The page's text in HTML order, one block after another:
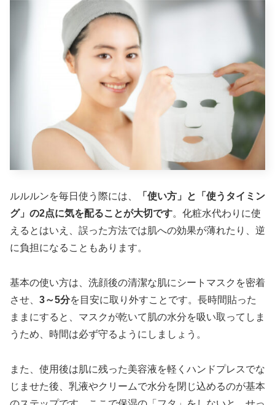
ルルルンを毎日使う際には、
「使い方」と「使うタイミン
グ」の2点に気を配ることが大切です。化粧水代わりに使
えるとはいえ、誤った方法では肌への効果が薄れたり、逆
に負担になることもあります。
基本の使い方は、洗顔後の清潔な肌にシートマスクを密着
させ、 3～5分を目安に取り外すことです。長時間貼った
ままにすると、マスクが乾いて肌の水分を吸い取ってしま
うため、時間は必ず守るようにしましょう。
また、使用後は肌に残った美容液を軽くハンドプレスでな
じませた後、乳液やクリームで水分を閉じ込めるのが基本